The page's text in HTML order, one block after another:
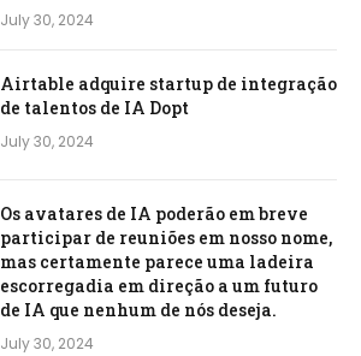
July 30, 2024
Airtable adquire startup de integração
de talentos de IA Dopt
July 30, 2024
Os avatares de IA poderão em breve
participar de reuniões em nosso nome,
mas certamente parece uma ladeira
escorregadia em direção a um futuro
de IA que nenhum de nós deseja.
July 30, 2024